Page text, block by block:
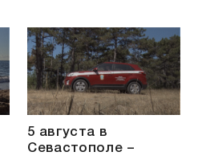
5 августа в
Севастополе –